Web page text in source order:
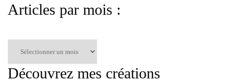
Articles par mois :
mois
Découvrez mes créations